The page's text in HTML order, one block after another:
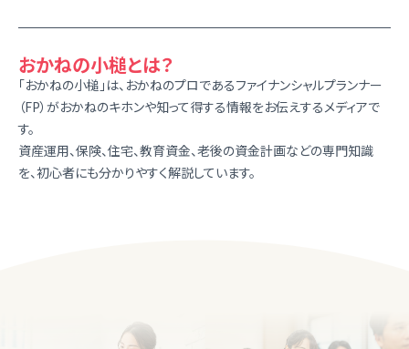
おかねの小槌とは？
「おかねの小槌」は、おかねのプロであるファイナンシャルプランナー
（FP）がおかねのキホンや知って得する情報をお伝えするメディアで
す。
資産運用、保険、住宅、教育資金、老後の資金計画などの専門知識
を、初心者にも分かりやすく解説しています。